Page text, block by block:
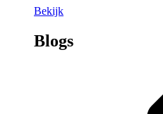
Bekijk
Blogs